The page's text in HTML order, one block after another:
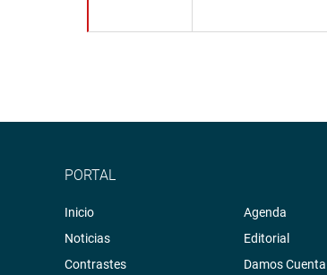
PORTAL
Inicio
Noticias
Contrastes
Agenda
Editorial
Damos Cuenta